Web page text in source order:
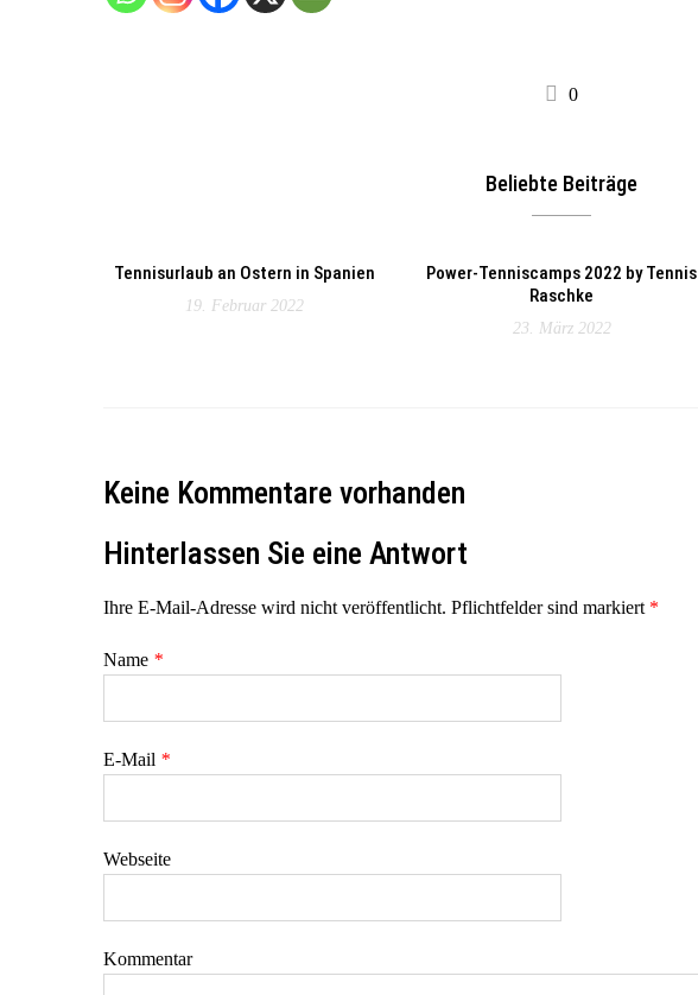
0
Beliebte Beiträge
Tennisurlaub an Ostern in Spanien
19. Februar 2022
Power-Tenniscamps 2022 by Tennis
Raschke
23. März 2022
Keine Kommentare vorhanden
Hinterlassen Sie eine Antwort
Ihre E-Mail-Adresse wird nicht veröffentlicht. Pflichtfelder sind markiert *
Name *
E-Mail *
Webseite
Kommentar